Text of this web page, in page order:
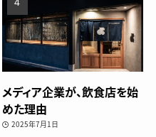
メディア企業が、飲食店を始
めた理由
2025年7月1日